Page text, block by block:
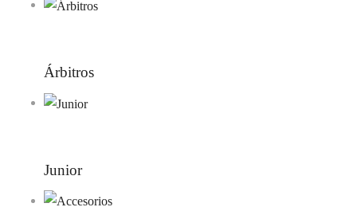
Árbitros
Junior